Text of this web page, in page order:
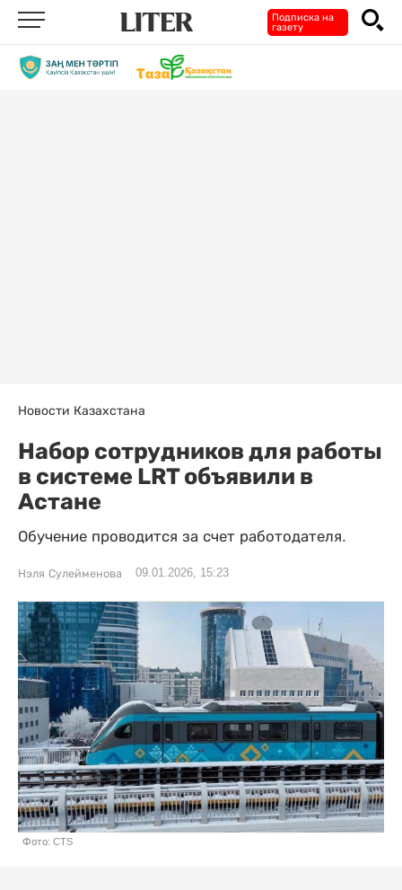
Подписка на
газету
Новости Казахстана
Набор сотрудников для работы
в системе LRT объявили в
Астане
Обучение проводится за счет работодателя.
Нэля Сулейменова 09.01.2026, 15:23
Фото: CTS